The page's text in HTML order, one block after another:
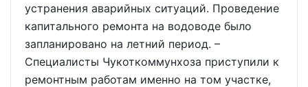
устранения аварийных ситуаций. Проведение
капитального ремонта на водоводе было
запланировано на летний период. –
Специалисты Чукоткоммунхоза приступили к
ремонтным работам именно на том участке,